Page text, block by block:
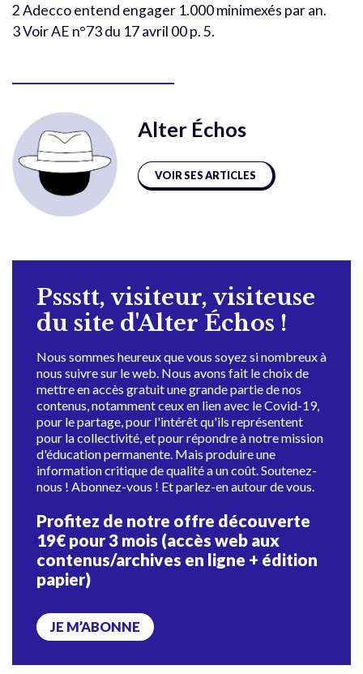
2 Adecco entend engager 1.000 minimexés par an.
3 Voir AE n°73 du 17 avril 00 p. 5.
Alter Échos
VOIR SES ARTICLES
Pssstt, visiteur, visiteuse
du site d'Alter Échos !
Nous sommes heureux que vous soyez si nombreux à
nous suivre sur le web. Nous avons fait le choix de
mettre en accès gratuit une grande partie de nos
contenus, notamment ceux en lien avec le Covid-19,
pour le partage, pour l'intérêt qu'ils représentent
pour la collectivité, et pour répondre à notre mission
d'éducation permanente. Mais produire une
information critique de qualité a un coût. Soutenez-
nous ! Abonnez-vous ! Et parlez-en autour de vous.
Profitez de notre offre découverte
19€ pour 3 mois (accès web aux
contenus/archives en ligne + édition
papier)
JE M’ABONNE